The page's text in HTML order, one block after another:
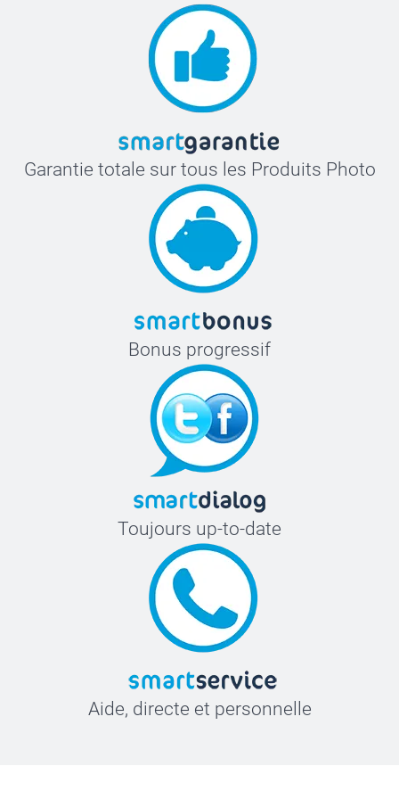
Garantie totale sur tous les Produits Photo
Bonus progressif
Toujours up-to-date
Aide, directe et personnelle